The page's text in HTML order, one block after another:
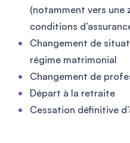
(notamment vers une
conditions
Changement de
régime matrimonial
Changement de
Départ à la retraite
Cessation définitive